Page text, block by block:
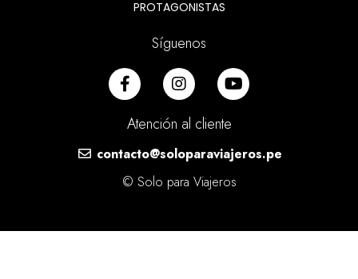
PROTAGONISTAS
Síguenos
Atención al cliente
contacto@soloparaviajeros.pe
© Solo para Viajeros